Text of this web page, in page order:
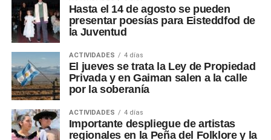
Hasta el 14 de agosto se pueden
presentar poesías para Eisteddfod de
la Juventud
ACTIVIDADES 4 días
El jueves se trata la Ley de Propiedad
Privada y en Gaiman salen a la calle
por la soberanía
ACTIVIDADES 4 días
Importante despliegue de artistas
regionales en la Peña del Folklore y la